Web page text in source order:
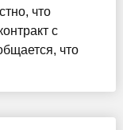
что
с
что